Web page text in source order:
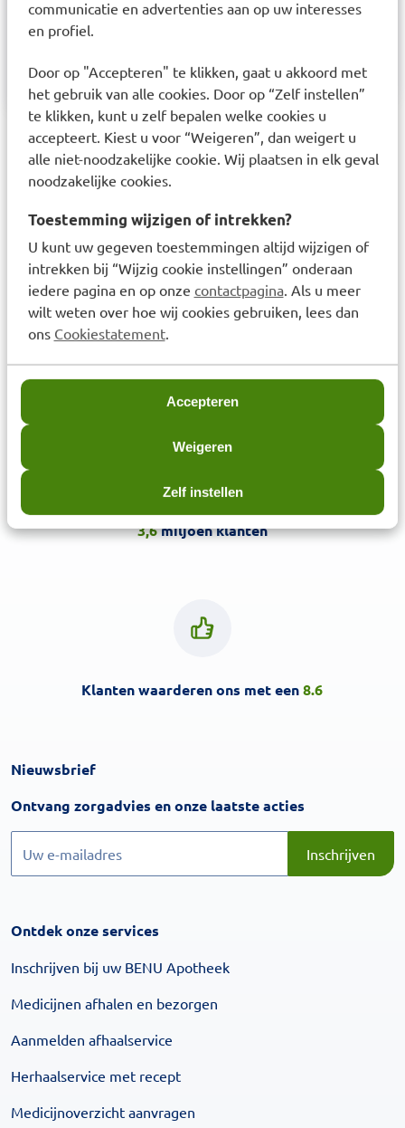
communicatie en advertenties aan op uw interesses
en profiel.
Door op "Accepteren" te klikken, gaat u akkoord met
het gebruik van alle cookies. Door op “Zelf instellen”
te klikken, kunt u zelf bepalen welke cookies u
accepteert. Kiest u voor “Weigeren”, dan weigert u
alle niet-noodzakelijke cookie. Wij plaatsen in elk geval
noodzakelijke cookies.
Toestemming wijzigen of intrekken?
U kunt uw gegeven toestemmingen altijd wijzigen of
intrekken bij “Wijzig cookie instellingen” onderaan
iedere pagina en op onze contactpagina. Als u meer
wilt weten over hoe wij cookies gebruiken, lees dan
ons Cookiestatement.
Accepteren
Weigeren
Zelf instellen
Contactinformatie leverancier:
tena.cs.nl@essity.com
Laatst bekeken items
Tena protection pants
normal small 15st
€22,79
3,6miljoen klanten
Klanten waarderen ons met een8.6
Nieuwsbrief
Ontvang zorgadvies en onze laatste acties
Inschrijven
Ontdek onze services
Inschrijven bij uw BENU Apotheek
Medicijnen afhalen en bezorgen
Aanmelden afhaalservice
Herhaalservice met recept
Medicijnoverzicht aanvragen